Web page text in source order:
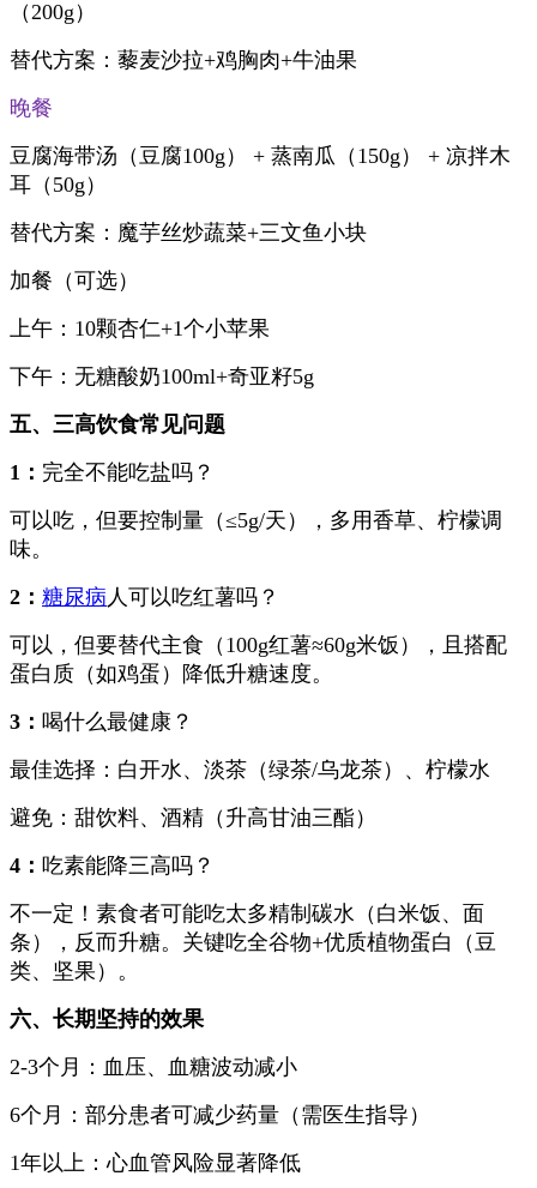
（200g）
替代方案：藜麦沙拉+鸡胸肉+牛油果
晚餐
豆腐海带汤（豆腐100g） + 蒸南瓜（150g） + 凉拌木
耳（50g）
替代方案：魔芋丝炒蔬菜+三文鱼小块
加餐（可选）
上午：10颗杏仁+1个小苹果
下午：无糖酸奶100ml+奇亚籽5g
五、三高饮食常见问题
1： 完全不能吃盐吗？
可以吃，但要控制量（≤5g/天），多用香草、柠檬调
味。
2： 糖尿病 人可以吃红薯吗？
可以，但要替代主食（100g红薯≈60g米饭），且搭配
蛋白质（如鸡蛋）降低升糖速度。
3： 喝什么最健康？
最佳选择：白开水、淡茶（绿茶/乌龙茶）、柠檬水
避免：甜饮料、酒精（升高甘油三酯）
4： 吃素能降三高吗？
不一定！素食者可能吃太多精制碳水（白米饭、面
条），反而升糖。关键吃全谷物+优质植物蛋白（豆
类、坚果）。
六、长期坚持的效果
2-3个月：血压、血糖波动减小
6个月：部分患者可减少药量（需医生指导）
1年以上：心血管风险显著降低